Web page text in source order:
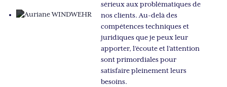
sérieux aux problématiques de
nos clients. Au-delà des
compétences techniques et
juridiques que je peux leur
apporter, l’écoute et l’attention
sont primordiales pour
satisfaire pleinement leurs
besoins.